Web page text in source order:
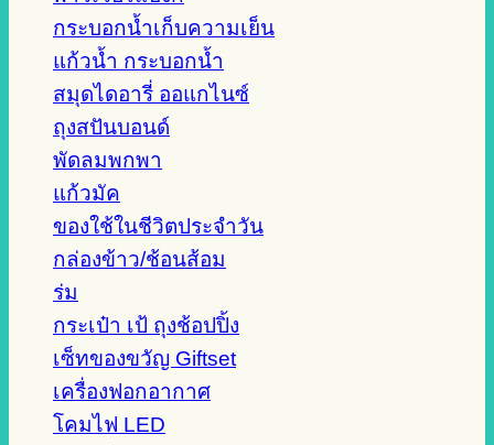
กระบอกน้ำเก็บความเย็น
แก้วน้ำ กระบอกน้ำ
สมุดไดอารี่ ออแกไนซ์
ถุงสปันบอนด์
พัดลมพกพา
แก้วมัค
ของใช้ในชีวิตประจำวัน
กล่องข้าว/ช้อนส้อม
ร่ม
กระเป๋า เป้ ถุงช้อปปิ้ง
เซ็ทของขวัญ Giftset
เครื่องฟอกอากาศ
โคมไฟ LED